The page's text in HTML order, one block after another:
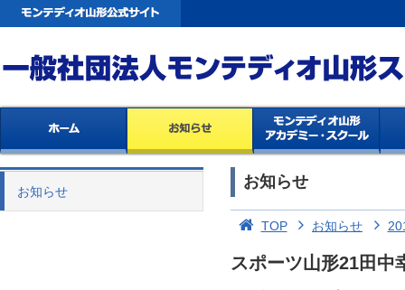
お知らせ
お知らせ
TOP お知らせ
スポーツ山形21田中